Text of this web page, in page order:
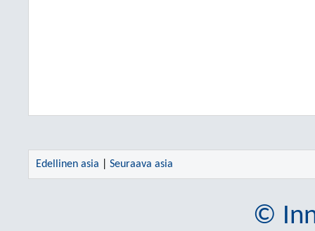
Edellinen asia Seuraava asia
©